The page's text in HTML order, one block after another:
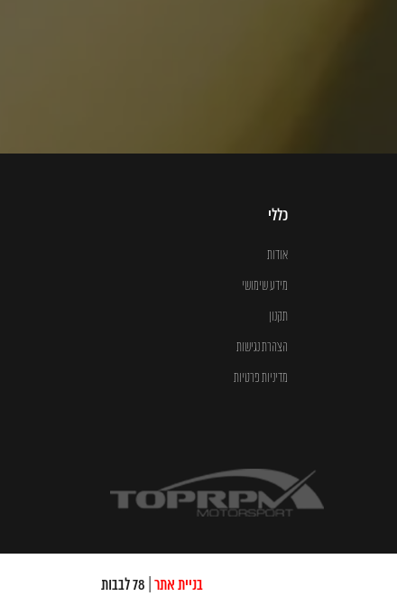
כללי
אודות
מידע שימושי
תקנון
הצהרת נגישות
מדיניות פרטיות
בניית אתר